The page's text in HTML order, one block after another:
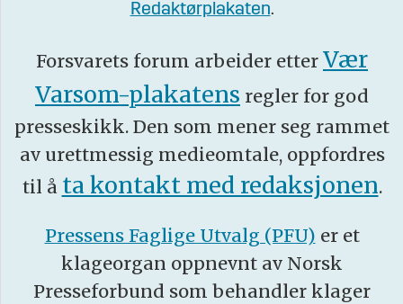
Redaktørplakaten.
Forsvarets forum arbeider etter Vær
Varsom-plakatens regler for god
presseskikk. Den som mener seg rammet
av urettmessig medieomtale, oppfordres
til å ta kontakt med redaksjonen.
Pressens Faglige Utvalg (PFU) er et
klageorgan oppnevnt av Norsk
Presseforbund som behandler klager